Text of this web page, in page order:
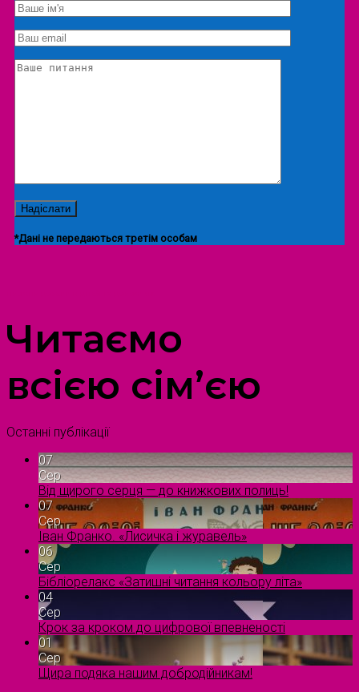
Екскурсія/локація
*Дані не передаються третім особам
Читаємо
всією сім’єю
Останні публікації
07
Сер
Від щирого серця — до книжкових полиць!
07
Сер
Іван Франко. «Лисичка і журавель»
06
Сер
Бібліорелакс «Затишні читання кольору літа»
04
Сер
Крок за кроком до цифрової впевненості
01
Сер
Щира подяка нашим добродійникам!